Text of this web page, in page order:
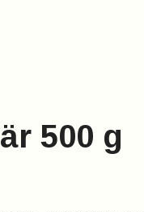
500 g